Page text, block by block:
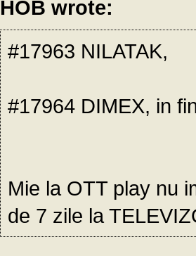
HOB wrote:
#17963 NILATAK,
#17964 DIMEX, in
Mie la OTT play nu
de 7 zile la